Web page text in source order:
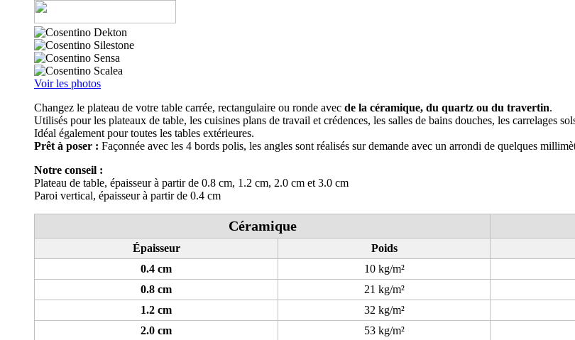
Voir les photos
Changez le plateau de votre table carrée, rectangulaire ou ronde avec de la céramique, du quartz ou du travertin.
Utilisés pour les plateaux de table, les cuisines plans de travail et crédences, les salles de bains douches, les carrelages
Idéal également pour toutes les tables extérieures.
Prêt à poser : Façonnée avec les 4 bords polis, les angles sont réalisés sur demande avec un arrondi de quelques
Notre conseil :
Plateau de table, épaisseur à partir de 0.8 cm, 1.2 cm, 2.0 cm et 3.0 cm
Paroi vertical, épaisseur à partir de 0.4 cm
Céramique
Épaisseur Poids
0.4 cm
10 kg/m²
0.8 cm
21 kg/m²
1.2 cm
32 kg/m²
2.0 cm
53 kg/m²